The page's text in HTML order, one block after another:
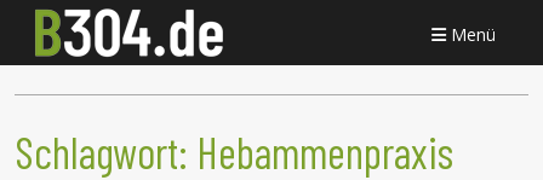
Menü
Schlagwort: Hebammenpraxis